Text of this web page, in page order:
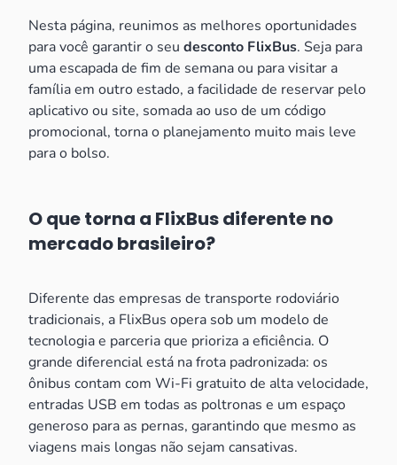
Nesta página, reunimos as melhores oportunidades
para você garantir o seu desconto FlixBus. Seja para
uma escapada de fim de semana ou para visitar a
família em outro estado, a facilidade de reservar pelo
aplicativo ou site, somada ao uso de um código
promocional, torna o planejamento muito mais leve
para o bolso.
O que torna a FlixBus diferente no
mercado brasileiro?
Diferente das empresas de transporte rodoviário
tradicionais, a FlixBus opera sob um modelo de
tecnologia e parceria que prioriza a eficiência. O
grande diferencial está na frota padronizada: os
ônibus contam com Wi-Fi gratuito de alta velocidade,
entradas USB em todas as poltronas e um espaço
generoso para as pernas, garantindo que mesmo as
viagens mais longas não sejam cansativas.